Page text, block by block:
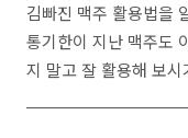
김빠진 맥주 활용법을
통기한이 지난 맥주도
지 말고 잘 활용해 보시